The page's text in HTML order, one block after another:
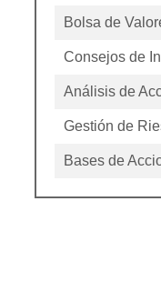
Bolsa de
Consejos de
Análisis de
Gestión de
Bases de